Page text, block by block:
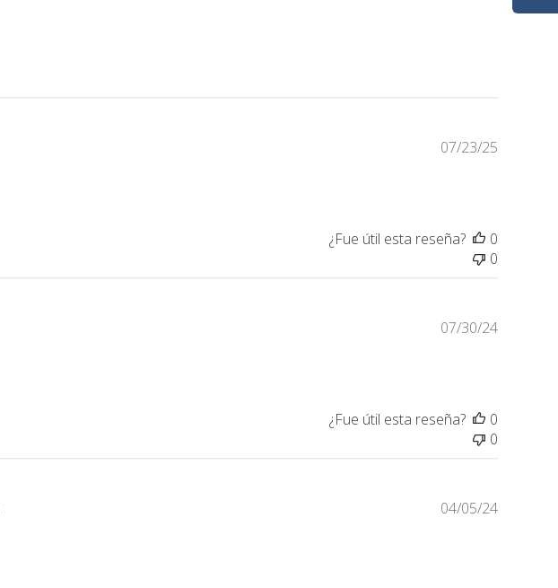
Fecha
07/23/25
¿Fue útil esta reseña?
0
0
Fecha
07/30/24
¿Fue útil esta reseña?
0
0
Fecha
04/05/24